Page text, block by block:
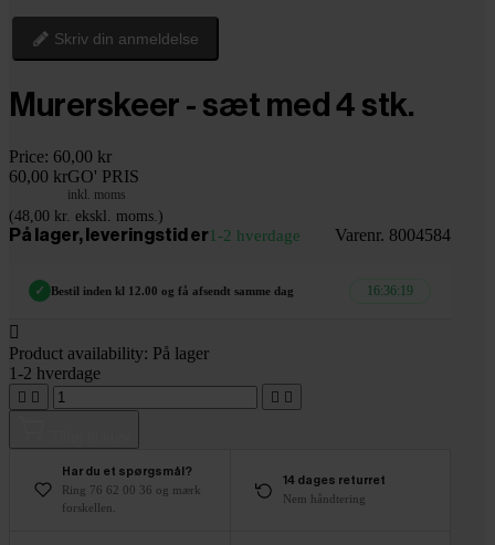
Skriv din anmeldelse
Murerskeer - sæt med 4 stk.
Price: 60,00 kr
60,00 krGO' PRIS
inkl. moms
(48,00 kr. ekskl. moms.)
På lager, leveringstid er1-2 hverdage Varenr. 8004584
✓ Bestil inden kl 12.00 og få afsendt samme dag 16:36:18

Product availability: På lager
1-2 hverdage
   
Har du et spørgsmål?
Ring 76 62 00 36 og mærk
forskellen.
14 dages returret
Nem håndtering